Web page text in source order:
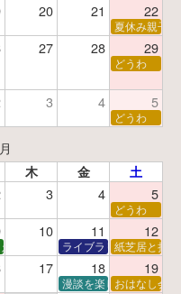
20 21 22
年 夏休み親子
27 28 29
どうわ
3 4 5
どうわ
木 金 土
3 4 5
どうわ
10 11 12
ほん ライブラリーシアター
紙芝居と折
17 18 19
漫談を楽しむ会 ～漫談
おはなし会